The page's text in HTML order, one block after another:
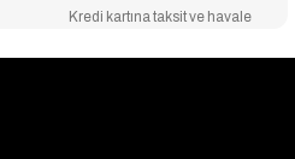
Kredi kartına taksit ve havale